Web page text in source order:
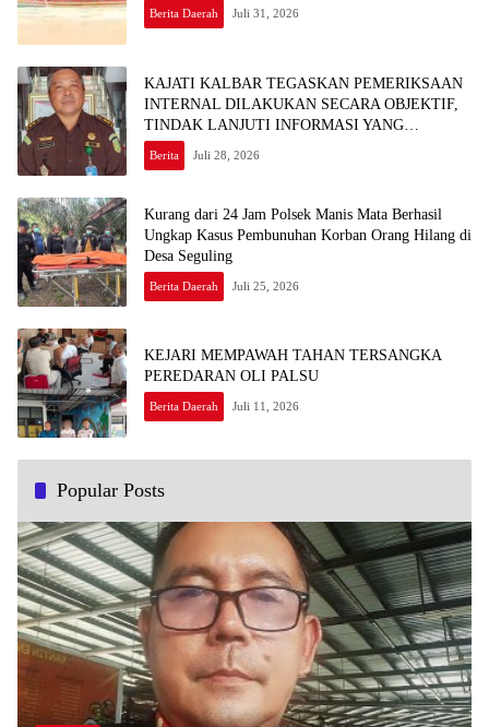
Berita Daerah Juli 31, 2026
KAJATI KALBAR TEGASKAN PEMERIKSAAN
INTERNAL DILAKUKAN SECARA OBJEKTIF,
TINDAK LANJUTI INFORMASI YANG
BEREDAR TERKAIT DUGAAN
KETERLIBATAN PEGAWAI KEJARI SEKADAU
Berita Juli 28, 2026
Kurang dari 24 Jam Polsek Manis Mata Berhasil
Ungkap Kasus Pembunuhan Korban Orang Hilang di
Desa Seguling
Berita Daerah Juli 25, 2026
KEJARI MEMPAWAH TAHAN TERSANGKA
PEREDARAN OLI PALSU
Berita Daerah Juli 11, 2026
Popular Posts